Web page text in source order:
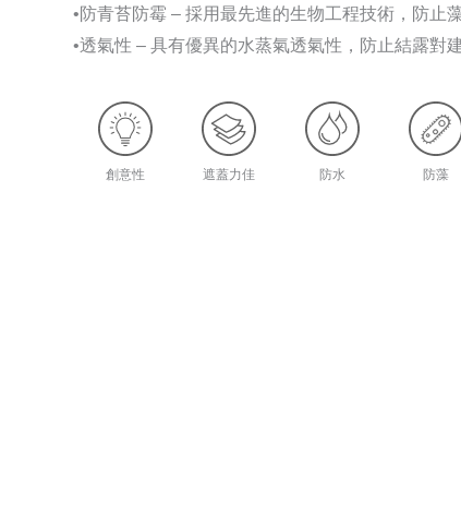
•防青苔防霉 – 採用最先進的生物工程技術，防止
•透氣性 – 具有優異的水蒸氣透氣性，防止結露對
創意性 遮蓋力佳 防水 防藻